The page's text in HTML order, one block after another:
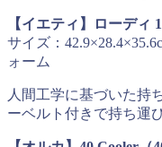
【イエティ】ローディ
サイズ：
ォーム
人間工学に基づいた持
ーベルト付きで持ち運